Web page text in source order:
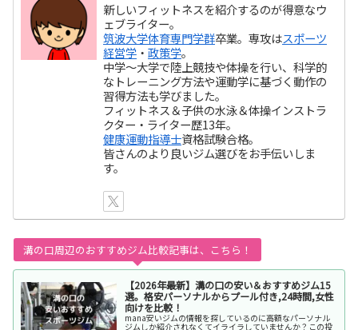
新しいフィットネスを紹介するのが得意なウ
ェブライター。
筑波大学体育専門学群卒業。専攻はスポーツ
経営学 ・政策学。
中学～大学で陸上競技や体操を行い、科学的
なトレーニング方法や運動学に基づく動作の
習得方法も学びました。
フィットネス＆子供の水泳＆体操インストラ
クター・ライター歴13年。
健康運動指導士資格試験合格。
皆さんのより良いジム選びをお手伝いしま
す。
溝の口周辺のおすすめジム比較記事は、こちら！
【2026年最新】溝の口の安い＆おすすめジム15
選。格安パーソナルからプール付き,24時間,女性
向けを比較！
mana安いジムの情報を探しているのに高額なパーソナル
ジムしか紹介されなくてイライラしていませんか？この投